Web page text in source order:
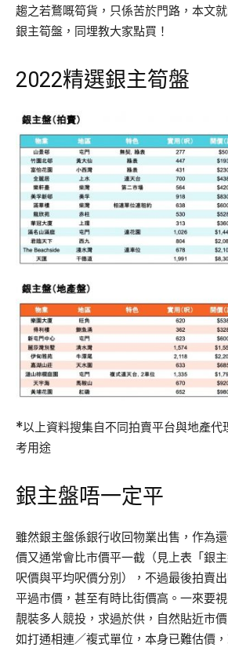
趨之若鶩嘅筍貨，只係苦於門路，本文
銀主筍盤，同埋教大家點買！
2022精選銀主筍盤
*以上資料搜集自不同拍賣平台與地產代
考用途
銀主盤唔一定平
雖然銀主盤係銀行收回物業出售，作為
價又通常會比市價平一截（見上表「銀
呎價與平均呎價分別），不過最後拍賣
平過市價，甚至有時比街價高。一來要
靚裝多人競投，求過於供，自然貼近市
如打通相連／複式單位，本身已難估價